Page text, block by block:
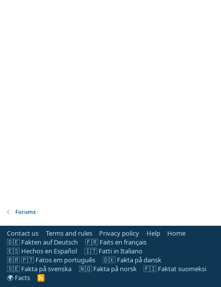
Forums
Contact us Terms and rules Privacy policy Help
Home
🇩🇪 Fakten auf Deutsch
🇫🇷 Faits en français
🇪🇸 Hechos en Español
🇮🇹 Fatti in Italiano
🇧🇷 🇵🇹 Fatos em português
🇩🇰 Fakta på dansk
🇸🇪 Fakta på svenska
🇳🇴 Fakta på norsk
🇫🇮 Faktat suomeksi
🌍 Facts
R